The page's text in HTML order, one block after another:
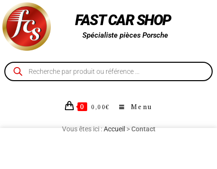
FAST CAR SHOP
Spécialiste pièces Porsche
0 0,00€ Menu
Vous êtes ici :Accueil >Contact